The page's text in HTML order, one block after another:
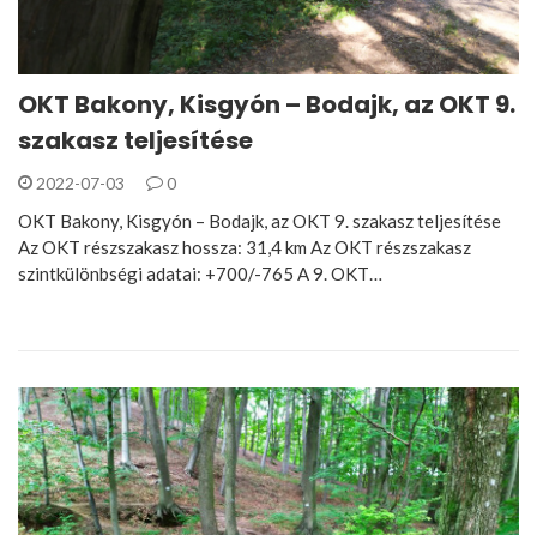
OKT Bakony, Kisgyón – Bodajk, az OKT 9.
szakasz teljesítése
2022-07-03 0
OKT Bakony, Kisgyón – Bodajk, az OKT 9. szakasz teljesítése
Az OKT részszakasz hossza: 31,4 km Az OKT részszakasz
szintkülönbségi adatai: +700/-765 A 9. OKT…